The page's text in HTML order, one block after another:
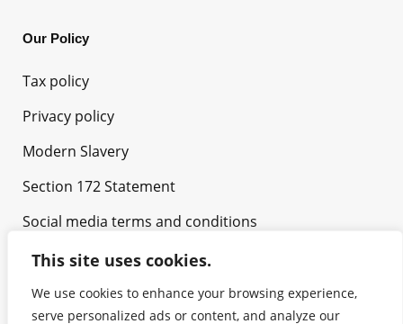
This site uses cookies.
We use cookies to enhance your browsing experience,
serve personalized ads or content, and analyze our
Our Policy
Tax policy
Privacy policy
Modern Slavery
Section 172 Statement
Social media terms and conditions